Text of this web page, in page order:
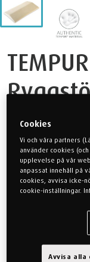
TEMPUR
En ergonomisk
utformad för att
hjälper till att
ryggen. Perfekt för
efter många
och vikt för en
Cookies
Vi och våra partners
använder cookies
upplevelse på vår
anpassat innehåll på
cookies, avvisa icke-
cookie-inställningar.
Avvisa alla